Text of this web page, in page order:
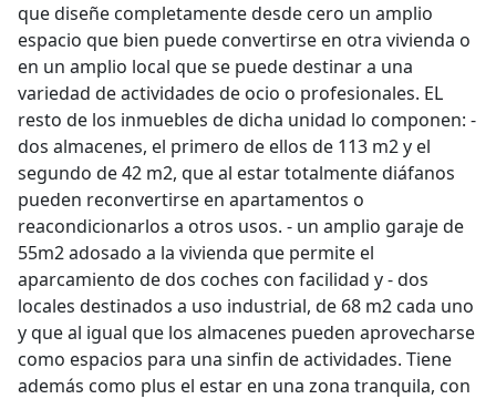
que diseñe completamente desde cero un amplio
espacio que bien puede convertirse en otra vivienda o
en un amplio local que se puede destinar a una
variedad de actividades de ocio o profesionales. EL
resto de los inmuebles de dicha unidad lo componen: -
dos almacenes, el primero de ellos de 113 m2 y el
segundo de 42 m2, que al estar totalmente diáfanos
pueden reconvertirse en apartamentos o
reacondicionarlos a otros usos. - un amplio garaje de
55m2 adosado a la vivienda que permite el
aparcamiento de dos coches con facilidad y - dos
locales destinados a uso industrial, de 68 m2 cada uno
y que al igual que los almacenes pueden aprovecharse
como espacios para una sinfin de actividades. Tiene
además como plus el estar en una zona tranquila, con